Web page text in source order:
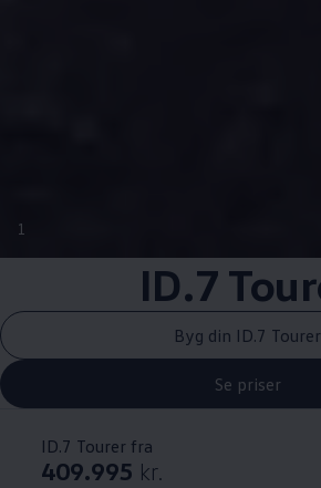
1
ID.7
Byg din ID.7 Tourer
Se priser
ID.7 Tourer fra
409.995 kr.